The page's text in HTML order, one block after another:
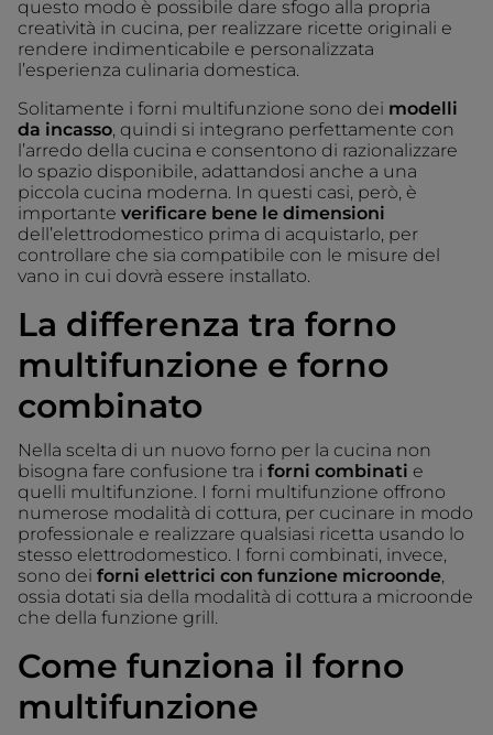
questo modo è possibile dare sfogo alla propria
creatività in cucina, per realizzare ricette originali e
rendere indimenticabile e personalizzata
l’esperienza culinaria domestica.
Solitamente i forni multifunzione sono dei modelli
da incasso , quindi si integrano perfettamente con
l’arredo della cucina e consentono di razionalizzare
lo spazio disponibile, adattandosi anche a una
piccola cucina moderna. In questi casi, però, è
importante verificare bene le dimensioni
dell’elettrodomestico prima di acquistarlo, per
controllare che sia compatibile con le misure del
vano in cui dovrà essere installato.
La differenza tra forno
multifunzione e forno
combinato
Nella scelta di un nuovo forno per la cucina non
bisogna fare confusione tra i forni combinati e
quelli multifunzione. I forni multifunzione offrono
numerose modalità di cottura, per cucinare in modo
professionale e realizzare qualsiasi ricetta usando lo
stesso elettrodomestico. I forni combinati, invece,
sono dei forni elettrici con funzione microonde
ossia dotati sia della modalità di cottura a microonde
che della funzione grill.
Come funziona il forno
multifunzione